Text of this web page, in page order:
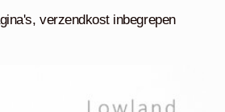
verzendkost inbegrepen